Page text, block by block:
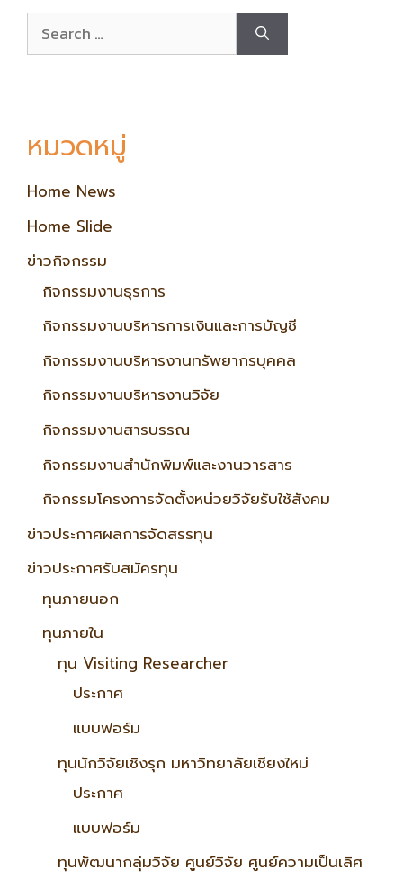
หมวดหมู่
Home News
Home Slide
ข่าวกิจกรรม
กิจกรรมงานธุรการ
กิจกรรมงานบริหารการเงินและการบัญชี
กิจกรรมงานบริหารงานทรัพยากรบุคคล
กิจกรรมงานบริหารงานวิจัย
กิจกรรมงานสารบรรณ
กิจกรรมงานสำนักพิมพ์และงานวารสาร
กิจกรรมโครงการจัดตั้งหน่วยวิจัยรับใช้สังคม
ข่าวประกาศผลการจัดสรรทุน
ข่าวประกาศรับสมัครทุน
ทุนภายนอก
ทุนภายใน
ทุน Visiting Researcher
ประกาศ
แบบฟอร์ม
ทุนนักวิจัยเชิงรุก มหาวิทยาลัยเชียงใหม่
ประกาศ
แบบฟอร์ม
ทุนพัฒนากลุ่มวิจัย ศูนย์วิจัย ศูนย์ความเป็นเลิศ